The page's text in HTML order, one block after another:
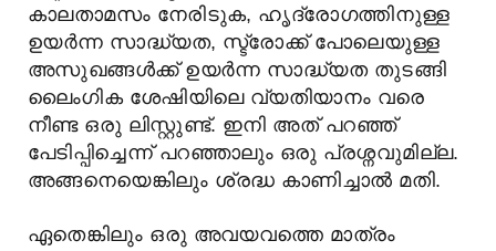
കാലതാമസം നേരിടുക, ഹൃദ്രോഗത്തിനുള്ള
ഉയർന്ന സാദ്ധ്യത, സ്ട്രോക്ക് പോലെയുള്ള
അസുഖങ്ങൾക്ക് ഉയർന്ന സാദ്ധ്യത തുടങ്ങി
ലൈംഗിക ശേഷിയിലെ വ്യതിയാനം വരെ
നീണ്ട ഒരു ലിസ്റ്റുണ്ട്. ഇനി അത് പറഞ്ഞ്
പേടിപ്പിച്ചെന്ന് പറഞ്ഞാലും ഒരു പ്രശ്നവുമില്ല.
അങ്ങനെയെങ്കിലും ശ്രദ്ധ കാണിച്ചാൽ മതി.
ഏതെങ്കിലും ഒരു അവയവത്തെ മാത്രം